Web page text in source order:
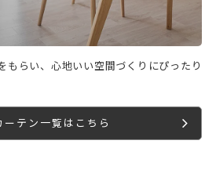
もらい、心地いい空間づくりにぴったり
ーテン一覧はこちら